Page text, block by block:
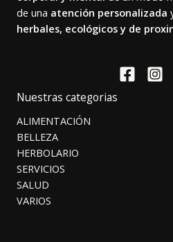
de una atención personalizada
herbales, ecológicos y de
Nuestras categorias
ALIMENTACIÓN
BELLEZA
HERBOLARIO
SERVICIOS
SALUD
VARIOS